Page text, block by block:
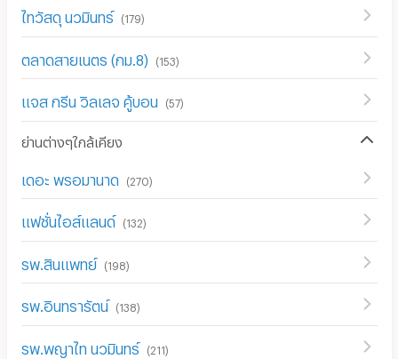
ไทวัสดุ นวมินทร์ (179)
ตลาดสายเนตร (กม.8) (153)
แจส กรีน วิลเลจ คู้บอน (57)
ย่านต่างๆใกล้เคียง
เดอะ พรอมานาด (270)
แฟชั่นไอส์แลนด์ (132)
รพ.สินแพทย์ (198)
รพ.อินทรารัตน์ (138)
รพ.พญาไท นวมินทร์ (211)